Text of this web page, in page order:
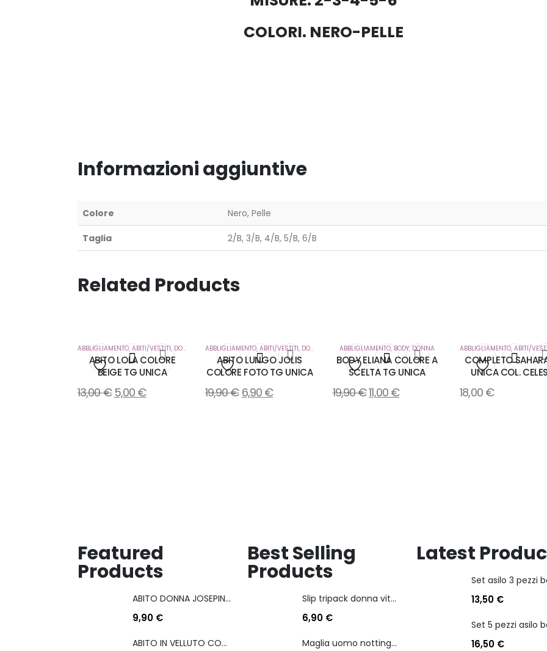
COLORI. NERO-PELLE
Informazioni aggiuntive
Colore Nero, Pelle
Taglia 2/B, 3/B, 4/B, 5/B, 6/B
Related Products
Aggiungi
ABBLIGLIAMENTO, ABITI/VESTITI, DONNA
ABITO LOLA COLORE
BEIGE TG UNICA
13,00€ 5,00 €
Aggiungi
ABBLIGLIAMENTO, ABITI/VESTITI, DONNA
ABITO LUNGO JOLIS
COLORE FOTO TG UNICA
19,90€ 6,90 €
Aggiungi
ABBLIGLIAMENTO, BODY, DONNA
BODY ELIANA COLORE A
SCELTA TG UNICA
19,90€11,00 €
Aggiungi
ABBLIGLIAMENTO,ABITI/
COMPLETO
UNICA COL.
18,00 €
Featured
Products
ABITO DONNA JOSEPINA MIS M/L
9,90 €
ABITO IN VELLUTO CON COULISSE LATERALE
Best Selling
Products
Slip tripack donna vita bassa cotonella art 3165 in cotone elasticizzato
6,90 €
Maglia uomo nottingham in caldo cotone scollo a v manica lunga
Latest
13,50 €
16,50 €